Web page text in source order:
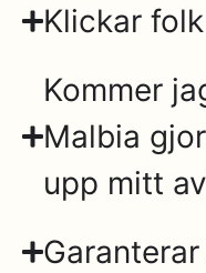
Klickar
Kommer
Malbia
upp mitt